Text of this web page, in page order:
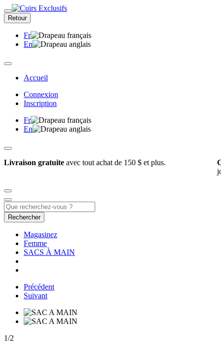
Retour
Fr
En
Accueil
Connexion
Inscription
Fr
En
Livraison gratuite avec tout achat de 150 $ et plus.
Rechercher
Magasinez
Femme
SACS À MAIN
Précédent
Suivant
1/2